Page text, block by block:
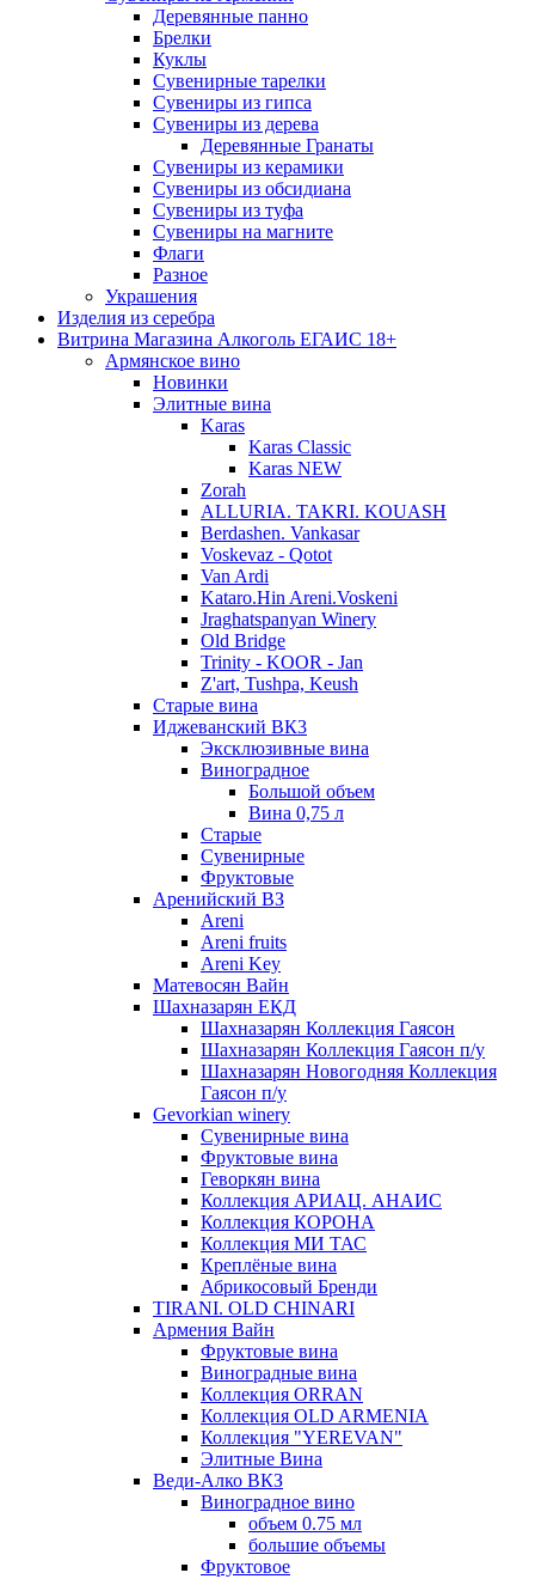
Деревянные панно
Брелки
Куклы
Сувенирные тарелки
Сувениры из гипса
Сувениры из дерева
Деревянные Гранаты
Сувениры из керамики
Сувениры из обсидиана
Сувениры из туфа
Сувениры на магните
Флаги
Разное
Украшения
Изделия из серебра
Витрина Магазина Алкоголь ЕГАИС 18+
Армянское вино
Новинки
Элитные вина
Karas
Karas Classic
Karas NEW
Zorah
ALLURIA. TAKRI. KOUASH
Berdashen. Vankasar
Voskevaz - Qotot
Van Ardi
Kataro.Hin Areni.Voskeni
Jraghatspanyan Winery
Old Bridge
Trinity - KOOR - Jan
Z'art, Tushpa, Keush
Старые вина
Иджеванский ВК3
Эксклюзивные вина
Виноградное
Большой объем
Вина 0,75 л
Старые
Сувенирные
Фруктовые
Аренийский ВЗ
Areni
Areni fruits
Areni Key
Матевосян Вайн
Шахназарян ЕКД
Шахназарян Коллекция Гаясон
Шахназарян Коллекция Гаясон п/у
Шахназарян Новогодняя Коллекция
Гаясон п/у
Gevorkian winery
Сувенирные вина
Фруктовые вина
Геворкян вина
Коллекция АРИАЦ. АНАИС
Коллекция КОРОНА
Коллекция МИ ТАС
Креплёные вина
Абрикосовый Бренди
TIRANI. OLD CHINARI
Армения Вайн
Фруктовые вина
Виноградные вина
Коллекция ORRAN
Коллекция OLD ARMENIA
Коллекция "YEREVAN"
Элитные Вина
Веди-Алко ВКЗ
Виноградное вино
объем 0.75 мл
большие объемы
Фруктовое